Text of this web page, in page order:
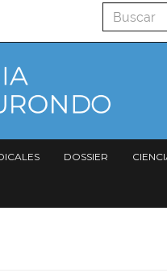
Buscar
DOSSIER